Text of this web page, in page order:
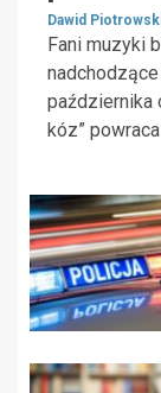
Dawid
Fani muzyki
października
kóz” powraca